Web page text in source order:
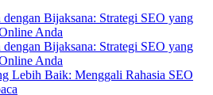
Bijaksana: Strategi SEO yang
Anda
Bijaksana: Strategi SEO yang
Anda
Lebih Baik: Menggali Rahasia SEO